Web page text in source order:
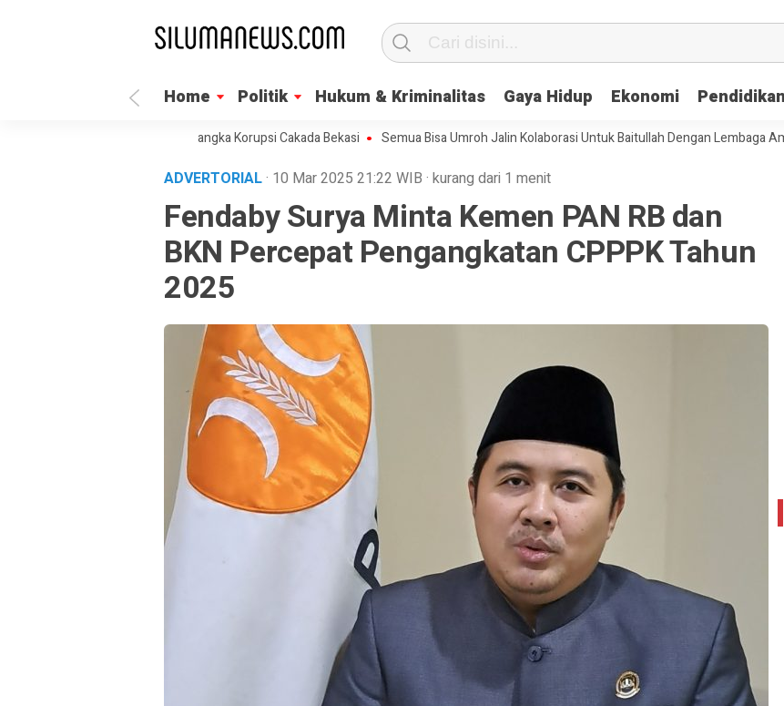
Home Politik Hukum & Kriminalitas Gaya Hidup Ekonomi Pendidikan
Segera Umumkan Tersangka Korupsi Cakada Bekasi Semua Bisa Umroh Jalin Kolaborasi Untuk Baitullah Dengan Lembaga Amil Zakat
ADVERTORIAL· 10 Mar 2025 21:22 WIB · kurang dari 1 menit
Fendaby Surya Minta Kemen PAN RB dan
BKN Percepat Pengangkatan CPPPK Tahun
2025